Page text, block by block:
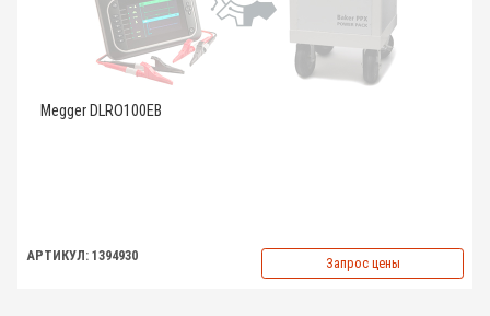
Megger DLRO100EB
АРТИКУЛ: 1394930 Запрос цены